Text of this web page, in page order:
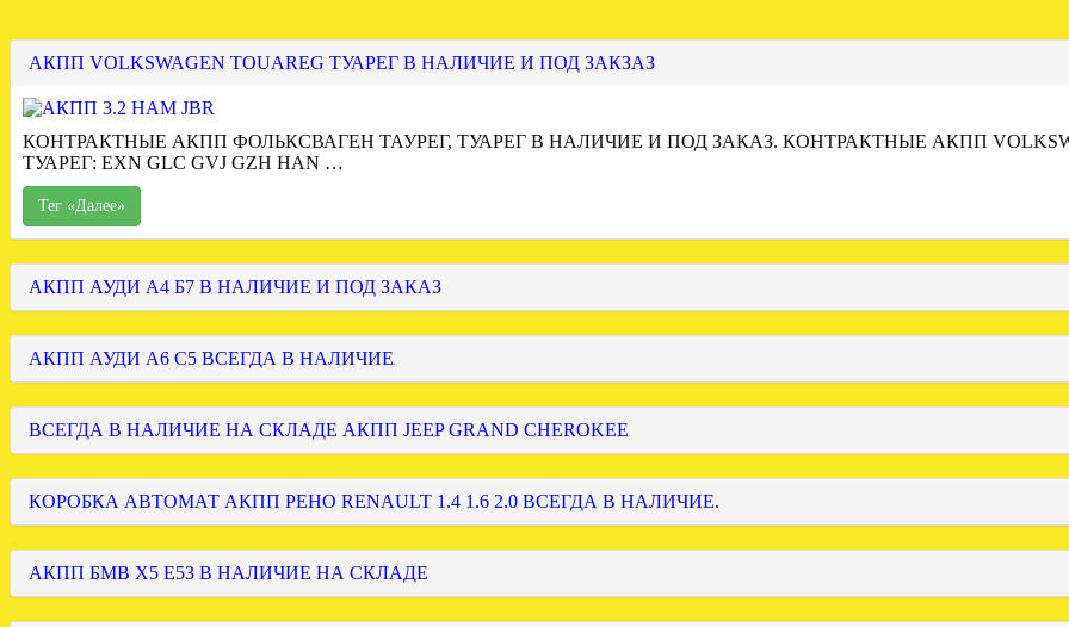
АКПП VOLKSWAGEN TOUAREG ТУАРЕГ В НАЛИЧИЕ И ПОД ЗАКЗАЗ
КОНТРАКТНЫЕ АКПП ФОЛЬКСВАГЕН ТАУРЕГ, ТУАРЕГ В НАЛИЧИЕ И ПОД ЗАКАЗ. КОНТРАКТНЫЕ АКПП
ТУАРЕГ: EXN GLC GVJ GZH HAN …
Тег «Далее»
АКПП АУДИ А4 Б7 В НАЛИЧИЕ И ПОД ЗАКАЗ
АКПП АУДИ А6 С5 ВСЕГДА В НАЛИЧИЕ
ВСЕГДА В НАЛИЧИЕ НА СКЛАДЕ АКПП JEEP GRAND CHEROKEE
КОРОБКА АВТОМАТ АКПП РЕНО RENAULT 1.4 1.6 2.0 ВСЕГДА В НАЛИЧИЕ.
АКПП БМВ Х5 Е53 В НАЛИЧИЕ НА СКЛАДЕ